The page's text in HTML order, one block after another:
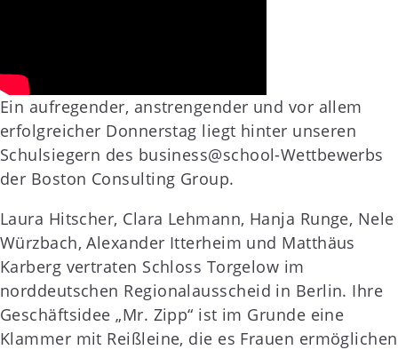
Ein aufregender, anstrengender und vor allem
erfolgreicher Donnerstag liegt hinter unseren
Schulsiegern des business@school-Wettbewerbs
der Boston Consulting Group.
Laura Hitscher, Clara Lehmann, Hanja Runge, Nele
Würzbach, Alexander Itterheim und Matthäus
Karberg vertraten Schloss Torgelow im
norddeutschen Regionalausscheid in Berlin. Ihre
Geschäftsidee „Mr. Zipp“ ist im Grunde eine
Klammer mit Reißleine, die es Frauen ermöglichen